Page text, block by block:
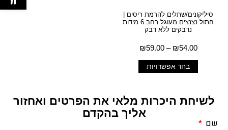
סיליקונים/שתלים להרמת ריסים |
חתול נצנצים מעוגל רחב 6 מידות
נדבקים ללא דבק
₪54.00
–
₪59.00
בחר אפשרויות
לשיחת היכרות מלאי את הפרטים ואחזור
אליך בהקדם
שם